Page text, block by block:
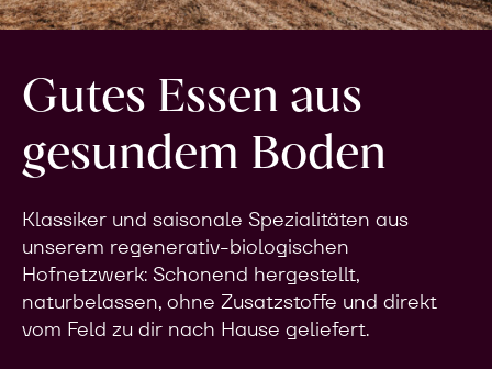
Gutes Essen aus
gesundem Boden
Klassiker und saisonale Spezialitäten aus
unserem regenerativ-biologischen
Hofnetzwerk: Schonend hergestellt,
naturbelassen, ohne Zusatzstoffe und direkt
vom Feld zu dir nach Hause geliefert.